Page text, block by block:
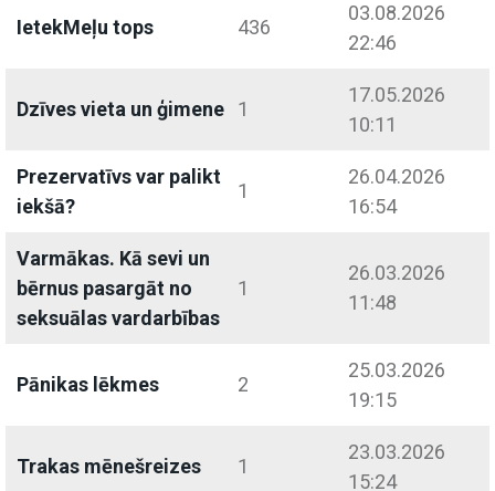
IetekMeļu tops 436
03.08.2026
22:46
Dzīves vieta un ģimene 1
17.05.2026
10:11
Prezervatīvs var palikt
iekšā?
1
26.04.2026
16:54
Varmākas. Kā sevi un
bērnus pasargāt no
seksuālas vardarbības
1
26.03.2026
11:48
Pānikas lēkmes 2
25.03.2026
19:15
Trakas mēnešreizes 1
23.03.2026
15:24